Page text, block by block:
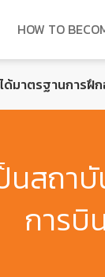
HOW TO
ด้มาตรฐานการฝึ
ป็นส
การบิ